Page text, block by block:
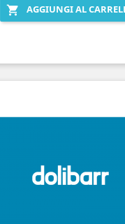
 AGGIUNGI AL